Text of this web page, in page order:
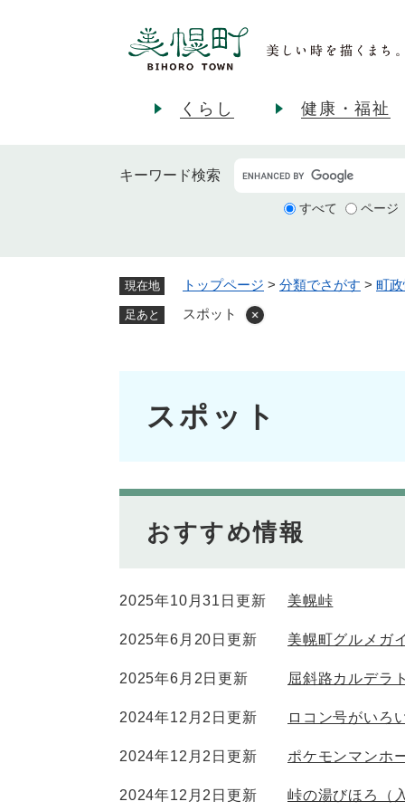
くらし 健康・福祉
キーワード検索
すべて ページ
現在地 トップページ > 分類でさがす > 町
足あと スポット
スポット
おすすめ情報
2025年10月31日更新 美幌峠
2025年6月20日更新 美幌町グルメガ
2025年6月2日更新 屈斜路カルデラ
2024年12月2日更新 ロコン号がいろ
2024年12月2日更新 ポケモンマンホ
2024年12月2日更新 峠の湯びほろ（